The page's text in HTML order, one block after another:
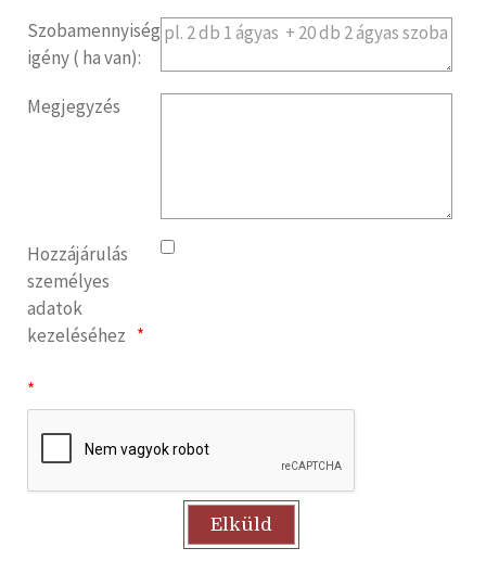
Szobamennyiség
igény ( ha van):
Megjegyzés
Hozzájárulás
személyes
adatok
kezeléséhez